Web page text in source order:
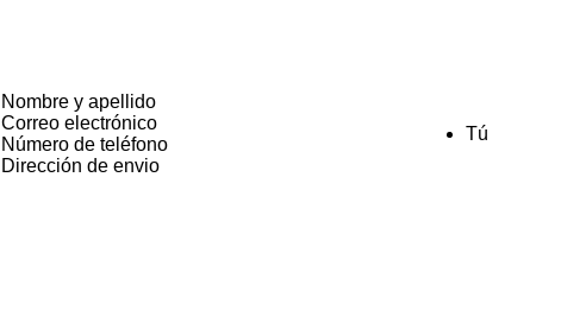
Nombre y apellido
Correo electrónico
Número de teléfono
Dirección de envio
Tú